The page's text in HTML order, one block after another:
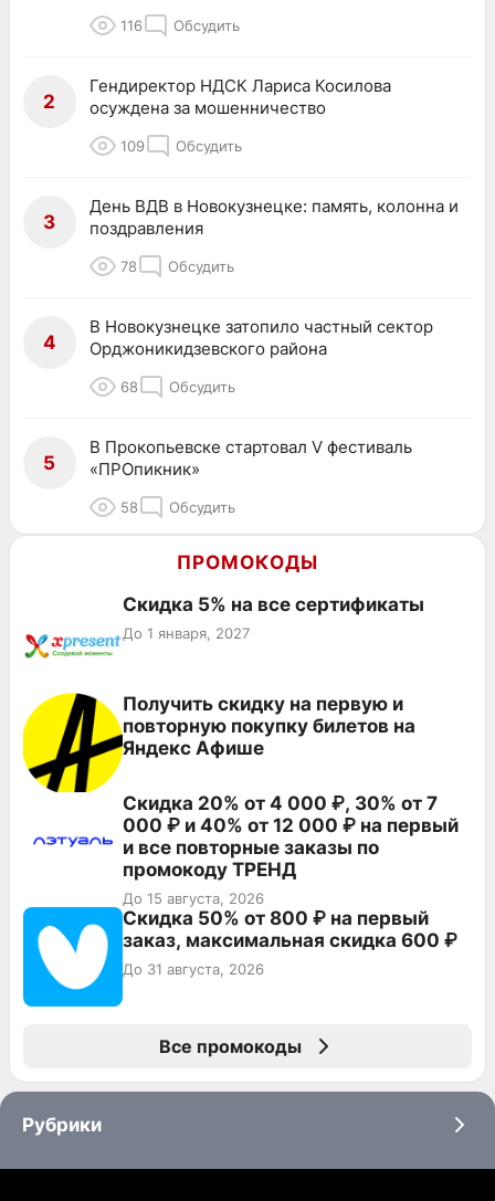
116 Обсудить
2
Гендиректор НДСК Лариса Косилова
осуждена за мошенничество
109 Обсудить
3
День ВДВ в Новокузнецке: память, колонна и
поздравления
78 Обсудить
4
В Новокузнецке затопило частный сектор
Орджоникидзевского района
68 Обсудить
5
В Прокопьевске стартовал V фестиваль
«ПРОпикник»
58 Обсудить
ПРОМОКОДЫ
Скидка 5% на все сертификаты
До 1 января, 2027
Получить скидку на первую и
повторную покупку билетов на
Яндекс Афише
Скидка 20% от 4 000 ₽, 30% от 7
000 ₽ и 40% от 12 000 ₽ на первый
и все повторные заказы по
промокоду ТРЕНД
До 15 августа, 2026
Скидка 50% от 800 ₽ на первый
заказ, максимальная скидка 600 ₽
До 31 августа, 2026
Все промокоды
Рубрики